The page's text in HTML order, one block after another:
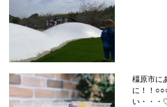
橿原市に
に！！
い・・・